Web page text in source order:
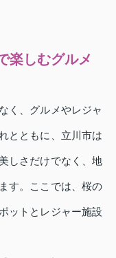
楽しむグルメ
く、グルメやレジャ
とともに、立川市は
しさだけでなく、地
す。ここでは、桜の
ットとレジャー施設